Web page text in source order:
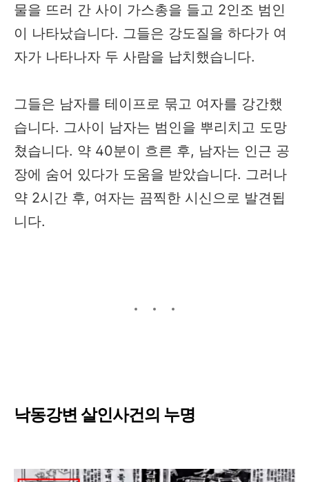
물을 뜨러 간 사이 가스총을 들고 2인조 범인
이 나타났습니다. 그들은 강도질을 하다가 여
자가 나타나자 두 사람을 납치했습니다.
그들은 남자를 테이프로 묶고 여자를 강간했
습니다. 그사이 남자는 범인을 뿌리치고 도망
쳤습니다. 약 40분이 흐른 후, 남자는 인근 공
장에 숨어 있다가 도움을 받았습니다. 그러나
약 2시간 후, 여자는 끔찍한 시신으로 발견됩
니다.
낙동강변 살인사건의 누명